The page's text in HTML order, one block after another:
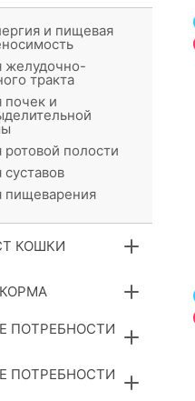
и пищевая
желудочно-
тракта
почек и
ротовой полости
пищеварения
КОШКИ
ПОТРЕБНОСТИ
ПОТРЕБНОСТИ